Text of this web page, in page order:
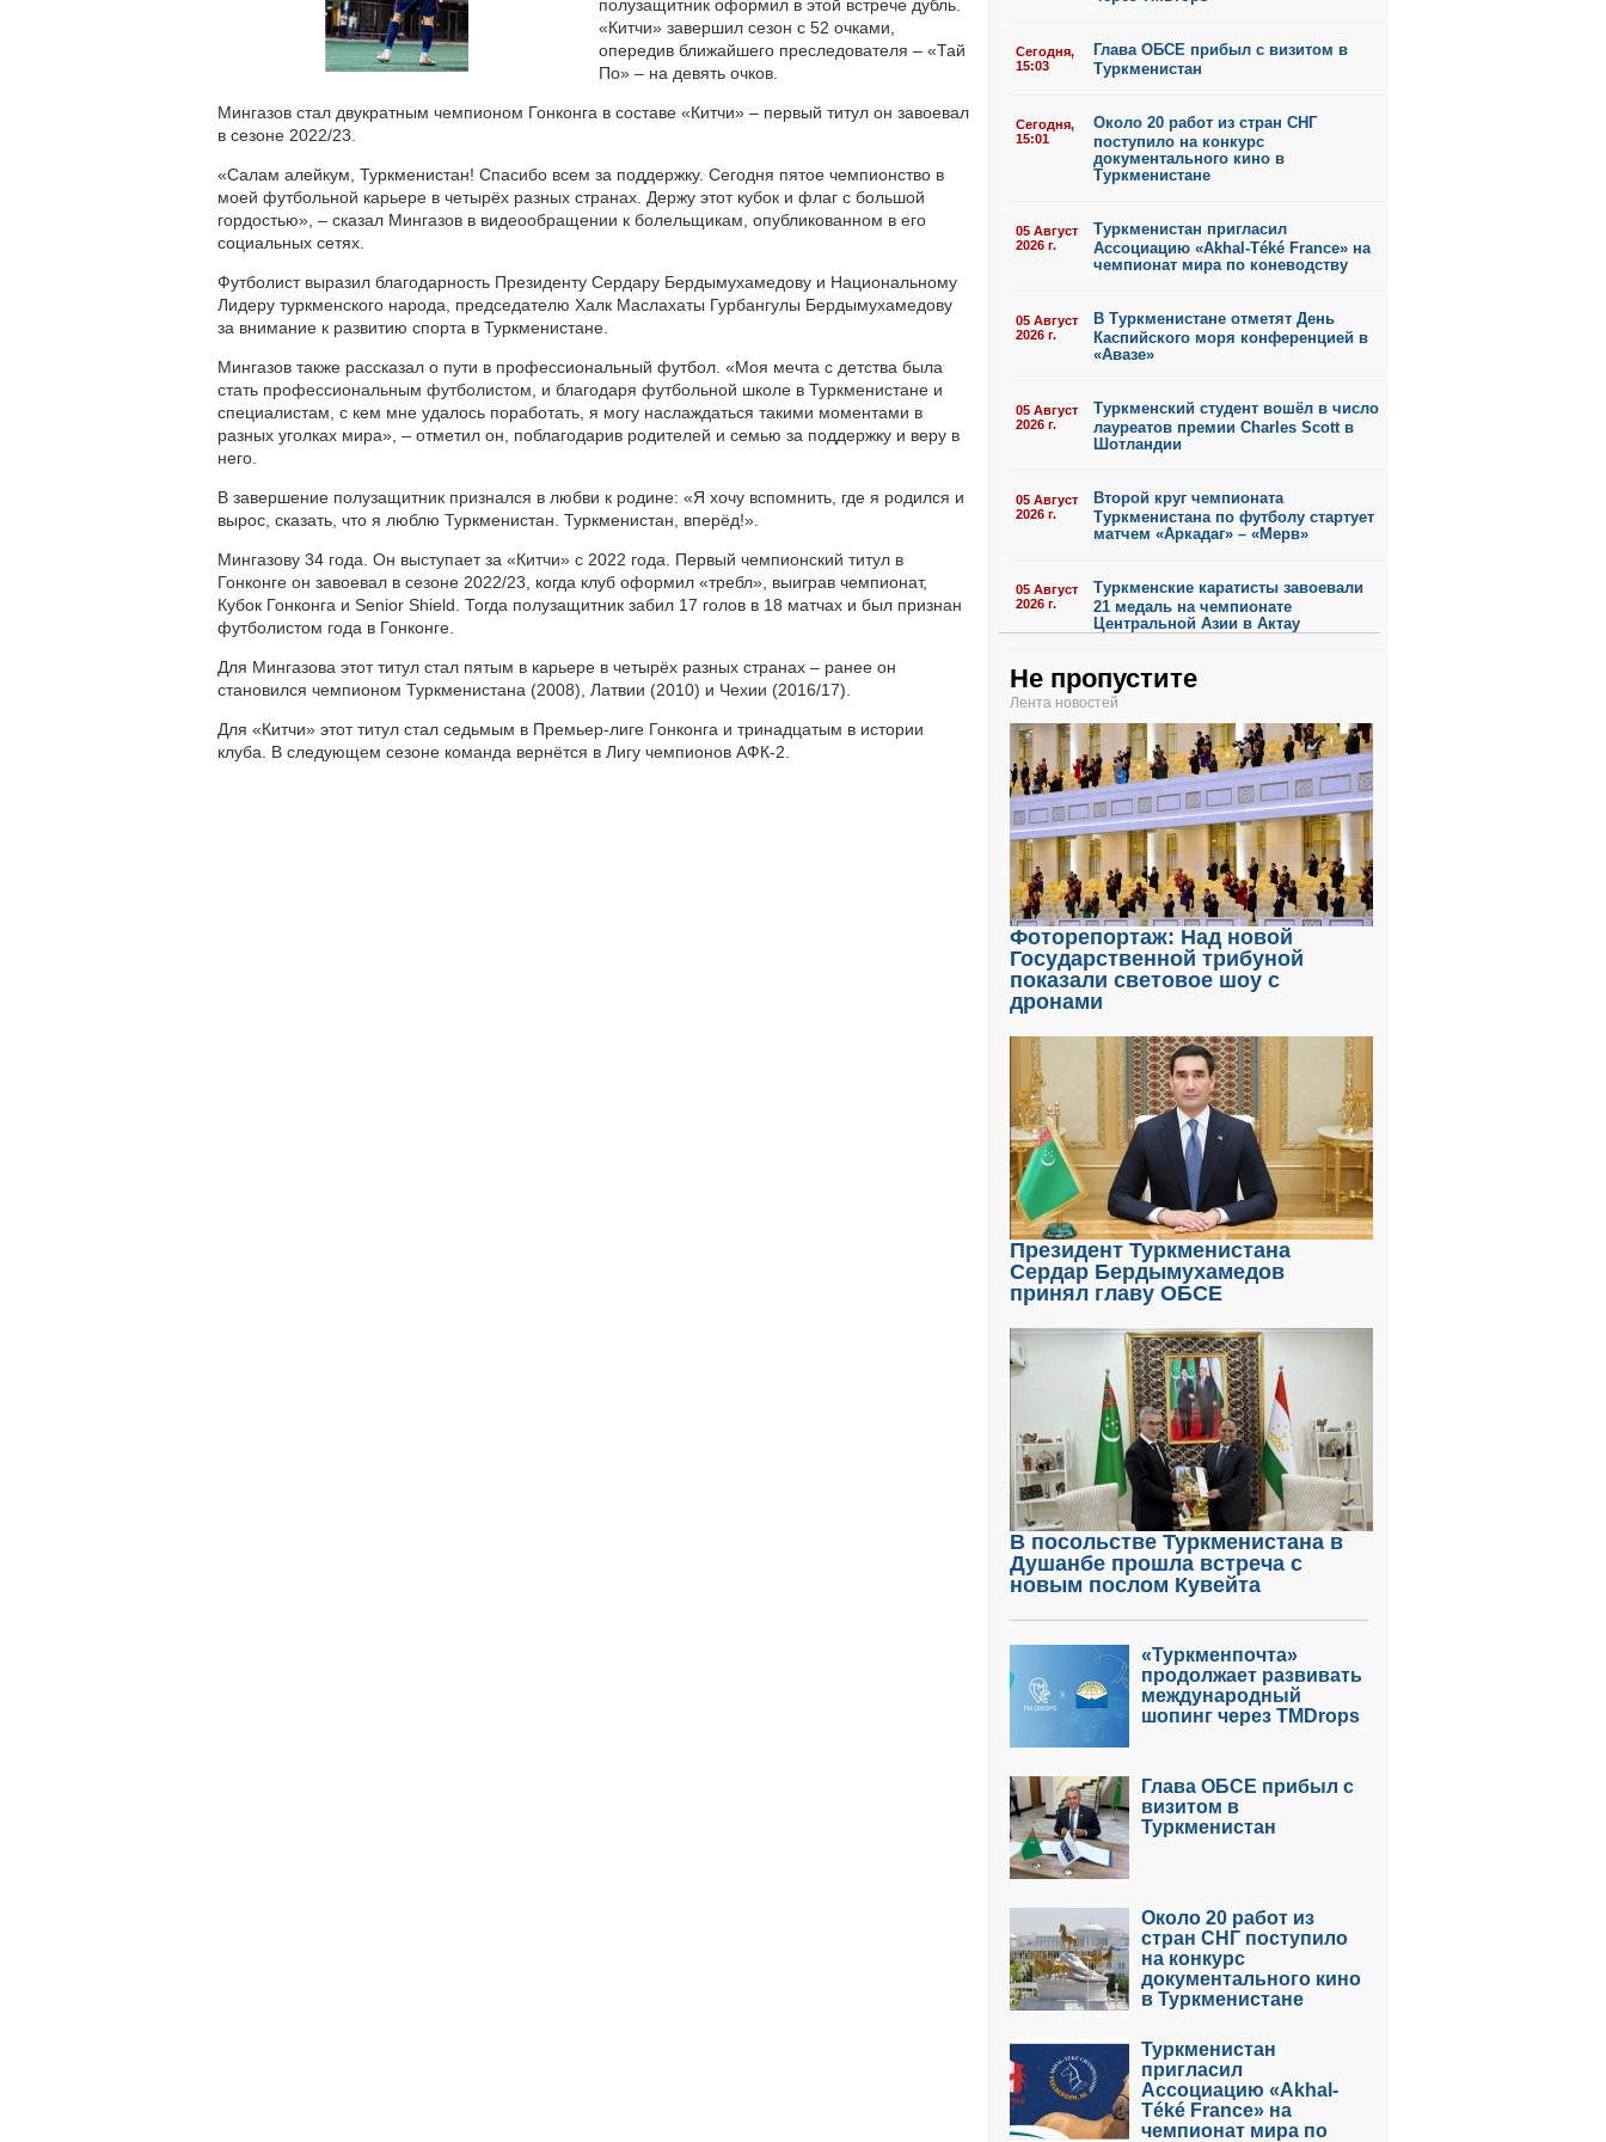
полузащитник оформил в этой встрече дубль.
«Китчи» завершил сезон с 52 очками,
опередив ближайшего преследователя – «Тай
По» – на девять очков.
Мингазов стал двукратным чемпионом Гонконга в составе «Китчи» – первый титул он завоевал
в сезоне 2022/23.
«Салам алейкум, Туркменистан! Спасибо всем за поддержку. Сегодня пятое чемпионство в
моей футбольной карьере в четырёх разных странах. Держу этот кубок и флаг с большой
гордостью», – сказал Мингазов в видеообращении к болельщикам, опубликованном в его
социальных сетях.
Футболист выразил благодарность Президенту Сердару Бердымухамедову и Национальному
Лидеру туркменского народа, председателю Халк Маслахаты Гурбангулы Бердымухамедову
за внимание к развитию спорта в Туркменистане.
Мингазов также рассказал о пути в профессиональный футбол. «Моя мечта с детства была
стать профессиональным футболистом, и благодаря футбольной школе в Туркменистане и
специалистам, с кем мне удалось поработать, я могу наслаждаться такими моментами в
разных уголках мира», – отметил он, поблагодарив родителей и семью за поддержку и веру в
него.
В завершение полузащитник признался в любви к родине: «Я хочу вспомнить, где я родился и
вырос, сказать, что я люблю Туркменистан. Туркменистан, вперёд!».
Мингазову 34 года. Он выступает за «Китчи» с 2022 года. Первый чемпионский титул в
Гонконге он завоевал в сезоне 2022/23, когда клуб оформил «требл», выиграв чемпионат,
Кубок Гонконга и Senior Shield. Тогда полузащитник забил 17 голов в 18 матчах и был признан
футболистом года в Гонконге.
Для Мингазова этот титул стал пятым в карьере в четырёх разных странах – ранее он
становился чемпионом Туркменистана (2008), Латвии (2010) и Чехии (2016/17).
Для «Китчи» этот титул стал седьмым в Премьер-лиге Гонконга и тринадцатым в истории
клуба. В следующем сезоне команда вернётся в Лигу чемпионов АФК-2.
Сегодня,
15:03
Глава ОБСЕ прибыл с визитом в
Туркменистан
Сегодня,
15:01
Около 20 работ из стран СНГ
поступило на конкурс
документального кино в
Туркменистане
05 Август
2026 г.
Туркменистан пригласил
Ассоциацию «Akhal-Téké France» на
чемпионат мира по коневодству
05 Август
2026 г.
В Туркменистане отметят День
Каспийского моря конференцией в
«Авазе»
05 Август
2026 г.
Туркменский студент вошёл в число
лауреатов премии Charles Scott в
Шотландии
05 Август
2026 г.
Второй круг чемпионата
Туркменистана по футболу стартует
матчем «Аркадаг» – «Мерв»
05 Август
2026 г.
Туркменские каратисты завоевали
21 медаль на чемпионате
Центральной Азии в Актау
Не пропустите
Лента новостей
Фоторепортаж: Над новой
Государственной трибуной
показали световое шоу с
дронами
Президент Туркменистана
Сердар Бердымухамедов
принял главу ОБСЕ
В посольстве Туркменистана в
Душанбе прошла встреча с
новым послом Кувейта
«Туркменпочта»
продолжает развивать
международный
шопинг через TMDrops
Глава ОБСЕ прибыл с
визитом в
Туркменистан
Около 20 работ из
стран СНГ поступило
на конкурс
документального кино
в Туркменистане
Туркменистан
пригласил
Ассоциацию «Akhal-
Téké France» на
чемпионат мира по